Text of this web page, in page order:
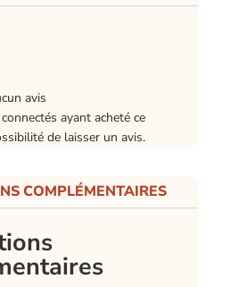
avis
ayant acheté ce
de laisser un avis.
COMPLÉMENTAIRES